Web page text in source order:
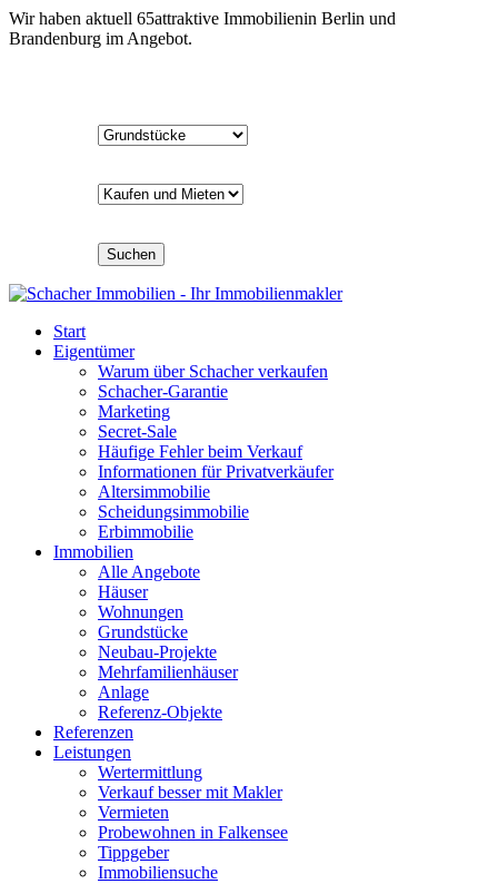
Wir haben aktuell 65attraktive Immobilienin Berlin und
Brandenburg im Angebot.
Suchen
Start
Eigentümer
Warum über Schacher verkaufen
Schacher-Garantie
Marketing
Secret-Sale
Häufige Fehler beim Verkauf
Informationen für Privatverkäufer
Altersimmobilie
Scheidungsimmobilie
Erbimmobilie
Immobilien
Alle Angebote
Häuser
Wohnungen
Grundstücke
Neubau-Projekte
Mehrfamilienhäuser
Anlage
Referenz-Objekte
Referenzen
Leistungen
Wertermittlung
Verkauf besser mit Makler
Vermieten
Probewohnen in Falkensee
Tippgeber
Immobiliensuche